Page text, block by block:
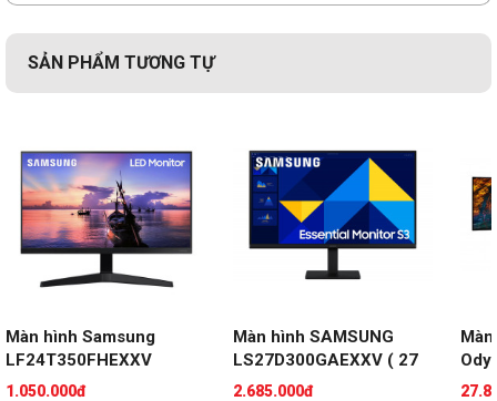
SẢN PHẨM TƯƠNG TỰ
Màn hình Samsung
LF24T350FHEXXV
(24inch/FHD/75Hz/Flat)-
1.050.000đ
Màn hình SAMSUNG
LS27D300GAEXXV ( 27
inch - FHD - IPS - 100Hz
2.685.000đ